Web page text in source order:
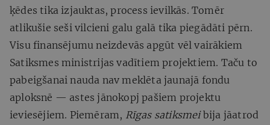
ķēdes tika izjauktas, process ievilkās. Tomēr
atlikušie seši vilcieni galu galā tika piegādāti pērn.
Visu finansējumu neizdevās apgūt vēl vairākiem
Satiksmes ministrijas vadītiem projektiem. Taču to
pabeigšanai nauda nav meklēta jaunajā fondu
aploksnē — astes jānokopj pašiem projektu
ieviesējiem. Piemēram, Rīgas satiksmeibija jāatrod